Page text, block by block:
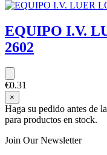
EQUIPO I.V.
2602
€0.31
×
Haga su pedido antes de
para productos en stock.
Join Our Newsletter